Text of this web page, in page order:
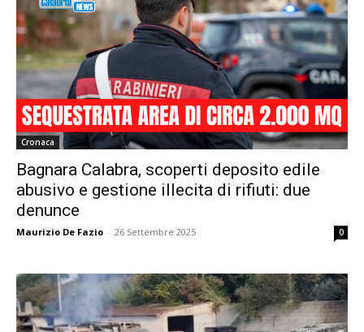
Cronaca
Bagnara Calabra, scoperti deposito edile
abusivo e gestione illecita di rifiuti: due
denunce
Maurizio De Fazio - 26 Settembre 2025 0